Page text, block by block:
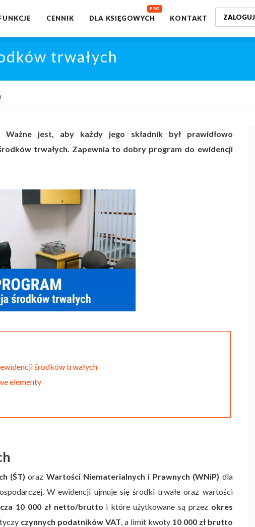
ZALOGUJ
CENNIK DLA KSIĘGOWYCH KONTAKT
trwałych
jest, aby każdy jego składnik był prawidłowo
trwałych. Zapewnia to dobry program do ewidencji
środków trwałych
elementy
(ŚT) oraz Wartości Niematerialnych i Prawnych (WNiP) dla
W ewidencji ujmuje się środki trwałe oraz wartości
10 000 zł netto/brutto i które użytkowane są przez okres
czynnych podatników VAT, a limit kwoty 10 000 zł brutto